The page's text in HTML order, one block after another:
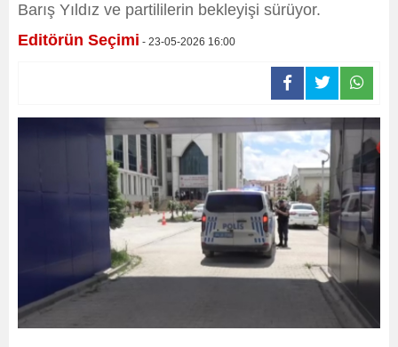
Barış Yıldız ve partililerin bekleyişi sürüyor.
Editörün Seçimi - 23-05-2026 16:00